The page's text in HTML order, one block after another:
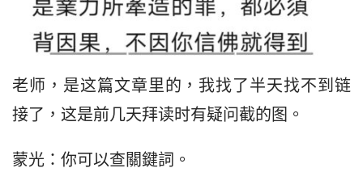
老师，是这篇文章里的，我找了半天找不到链
接了，这是前几天拜读时有疑问截的图。
蒙光：你可以查關鍵詞。